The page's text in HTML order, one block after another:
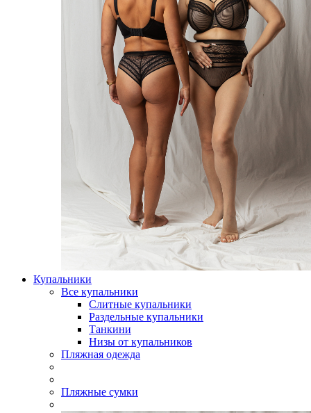
Купальники
Все купальники
Слитные купальники
Раздельные купальники
Танкини
Низы от купальников
Пляжная одежда
Пляжные сумки